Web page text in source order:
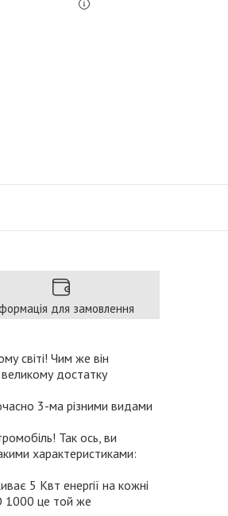
для замовлення
світі! Чим же він
великому достатку
3-ма різними видами
Так ось, ви
характеристиками:
5 Квт енергії на кожні
1000 це той же